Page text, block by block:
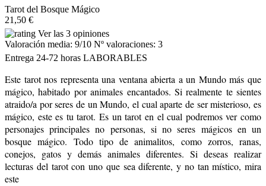
Tarot del Bosque Mágico
21,50 €
Ver las 3 opiniones
Valoración media: 9/10 Nº valoraciones: 3
Entrega 24-72 horas LABORABLES
Este tarot nos representa una ventana abierta a un Mundo más que
mágico, habitado por animales encantados. Si realmente te sientes
atraido/a por seres de un Mundo, el cual aparte de ser misterioso, es
mágico, este es tu tarot. Es un tarot en el cual podremos ver como
personajes principales no personas, si no seres mágicos en un
bosque mágico. Todo tipo de animalitos, como zorros, ranas,
conejos, gatos y demás animales diferentes. Si deseas realizar
lecturas del tarot con uno que sea diferente, y no tan místico, mira
este